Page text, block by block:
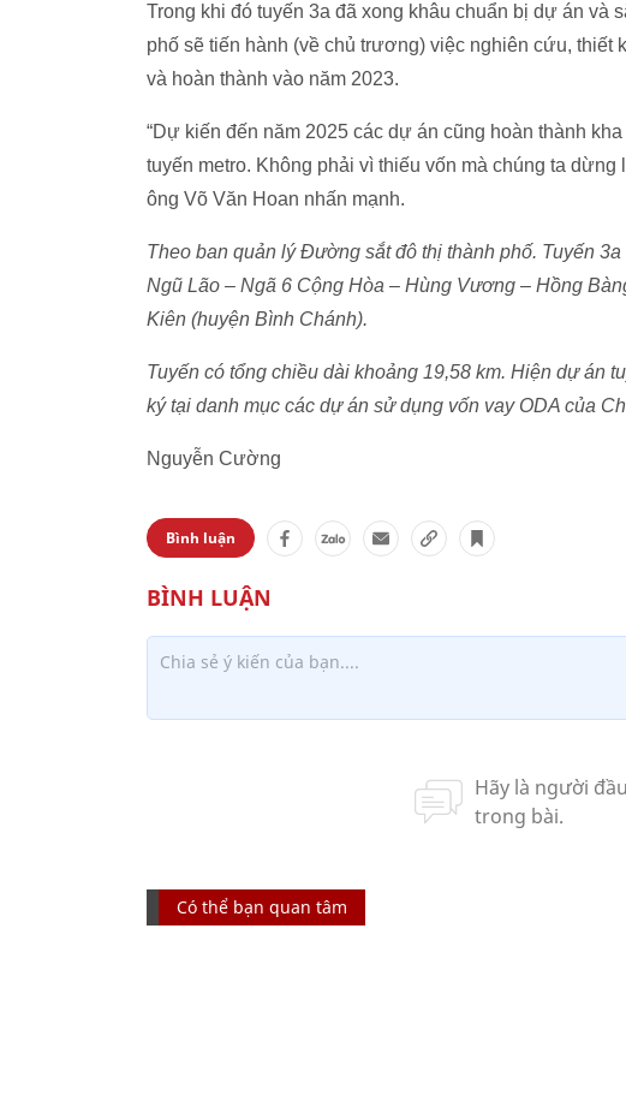
Trong khi đó tuyến 3a đã xong khâu chuẩn bị dự án và
phố sẽ tiến hành (về chủ trương) việc nghiên cứu,
và hoàn thành vào năm 2023.
“Dự kiến đến năm 2025 các dự án cũng hoàn thành
tuyến metro. Không phải vì thiếu vốn mà chúng ta
ông Võ Văn Hoan nhấn mạnh.
Theo ban quản lý Đường sắt đô thị thành phố. Tuyến 3a
Ngũ Lão – Ngã 6 Cộng Hòa – Hùng Vương – Hồng
Kiên (huyện Bình Chánh).
Tuyến có tổng chiều dài khoảng 19,58 km. Hiện dự án
ký tại danh mục các dự án sử dụng vốn vay ODA của
Nguyễn Cường
Bình luận
Có thể bạn quan tâm